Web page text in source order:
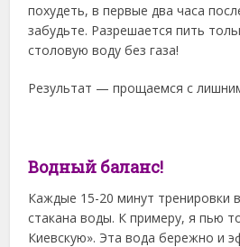
похудеть, в первые два часа
забудьте. Разрешается пить
столовую воду без газа!
Результат — прощаемся с
Водный баланс!
Каждые 15-20 минут тренировки
стакана воды. К примеру, я пью
Киевскую». Эта вода бережно и